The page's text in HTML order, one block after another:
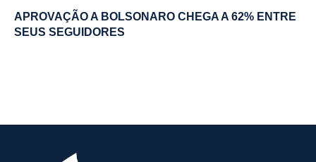
APROVAÇÃO A BOLSONARO CHEGA A 62% ENTRE
SEUS SEGUIDORES